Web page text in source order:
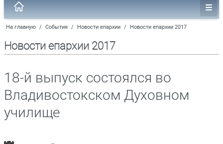
На главную / События / Новости епархии / Новости епархии 2017
Новости епархии 2017
18-й выпуск состоялся во
Владивостокском Духовном
училище